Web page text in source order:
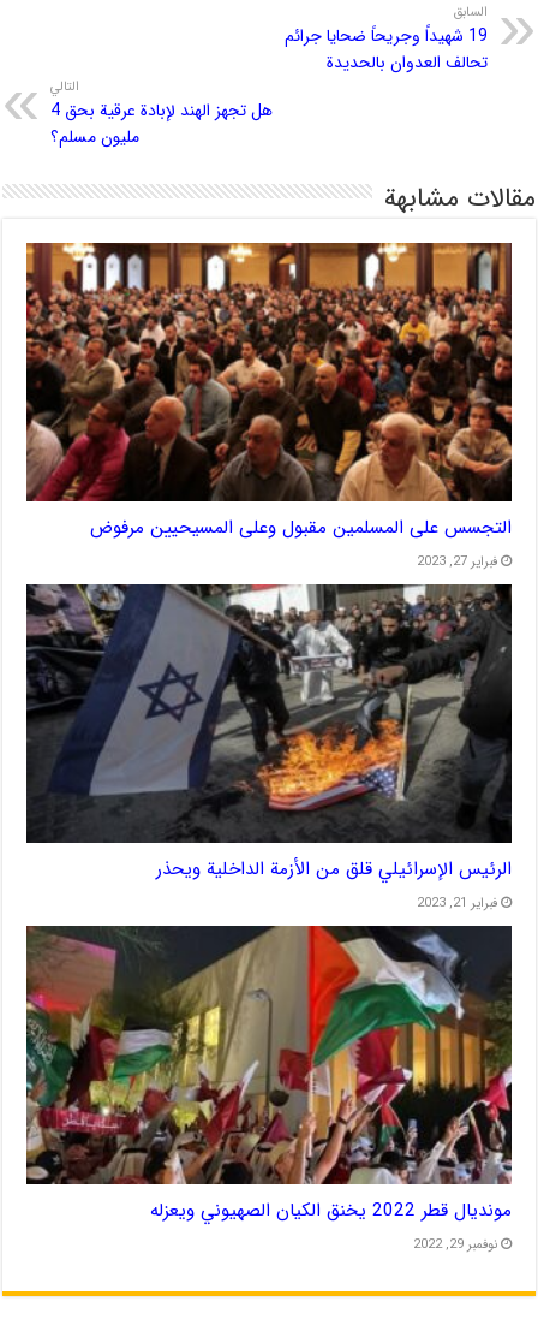
السابق
19 شهيداً وجريحاً ضحايا جرائم
تحالف العدوان بالحديدة
التالي
هل تجهز الهند لإبادة عرقية بحق 4
مليون مسلم؟
مقالات مشابهة
التجسس على المسلمين مقبول وعلى المسيحيين مرفوض
فبراير 27, 2023
الرئيس الإسرائيلي قلق من الأزمة الداخلية ويحذر
فبراير 21, 2023
مونديال قطر 2022 يخنق الكيان الصهيوني ويعزله
نوفمبر 29, 2022